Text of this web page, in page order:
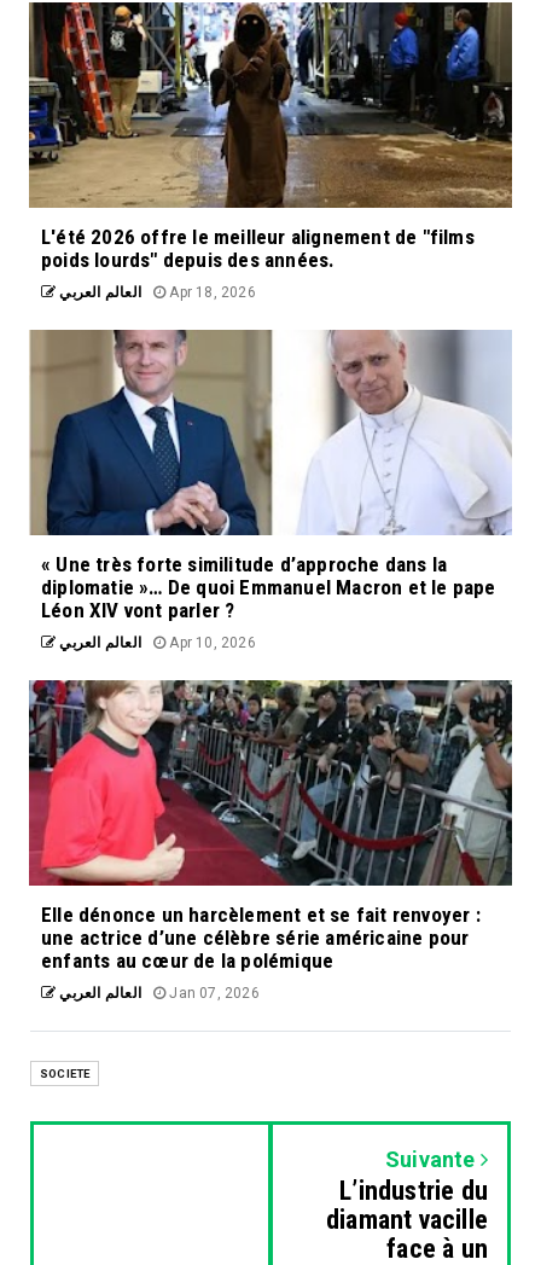
L'été 2026 offre le meilleur alignement de "films
poids lourds" depuis des années.
العالم العربي Apr 18, 2026
« Une très forte similitude d’approche dans la
diplomatie »… De quoi Emmanuel Macron et le pape
Léon XIV vont parler ?
العالم العربي Apr 10, 2026
Elle dénonce un harcèlement et se fait renvoyer :
une actrice d’une célèbre série américaine pour
enfants au cœur de la polémique
العالم العربي Jan 07, 2026
SOCIETE
Suivante
L’industrie du
diamant vacille
face à un